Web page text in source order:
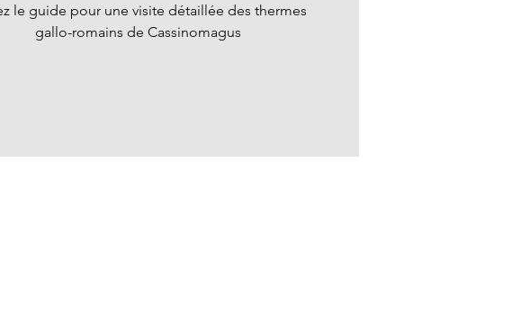
le guide pour une visite détaillée des thermes
gallo-romains de Cassinomagus